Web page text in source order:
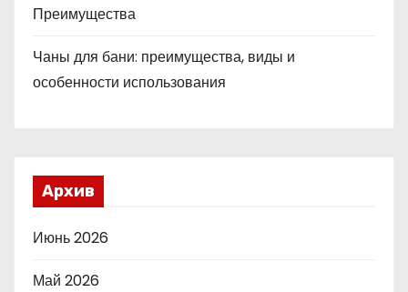
Преимущества
Чаны для бани: преимущества, виды и
особенности использования
Архив
Июнь 2026
Май 2026